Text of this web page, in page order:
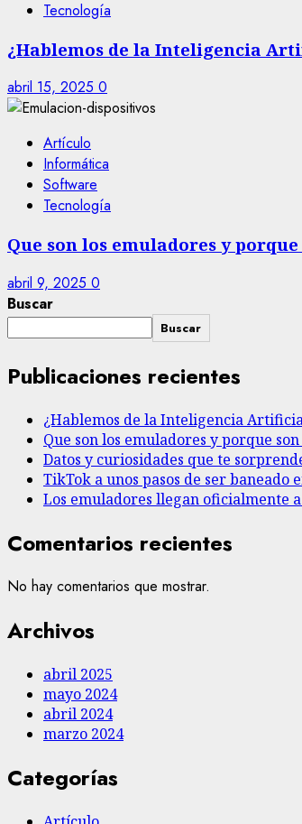
Tecnología
¿Hablemos de la Inteligencia
abril 15, 2025 0
Artículo
Informática
Software
Tecnología
Que son los emuladores y
abril 9, 2025 0
Buscar
Buscar
Publicaciones recientes
¿Hablemos de la Inteligencia
Que son los emuladores y porque
Datos y curiosidades que te
TikTok a unos pasos de ser baneado
Los emuladores llegan oficialmente
Comentarios recientes
No hay comentarios que mostrar.
Archivos
abril 2025
mayo 2024
abril 2024
marzo 2024
Categorías